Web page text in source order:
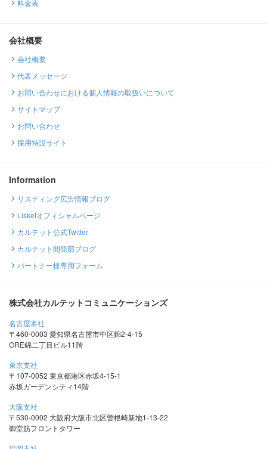
料金表
会社概要
会社概要
代表メッセージ
お問い合わせにおける個人情報の取扱いについて
サイトマップ
お問い合わせ
採用特設サイト
Information
リスティング広告情報ブログ
Lisketオフィシャルページ
カルテット公式Twitter
カルテット開発部ブログ
パートナー様専用フォーム
株式会社カルテットコミュニケーションズ
名古屋本社
〒460-0003 愛知県名古屋市中区錦2-4-15
ORE錦二丁目ビル11階
東京支社
〒107-0052 東京都港区赤坂4-15-1
赤坂ガーデンシティ14階
大阪支社
〒530-0002 大阪府大阪市北区曽根崎新地1-13-22
御堂筋フロントタワー